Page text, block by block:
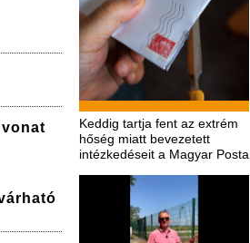
Keddig tartja fent az extrém
hőség miatt bevezetett
intézkedéseit a Magyar Posta